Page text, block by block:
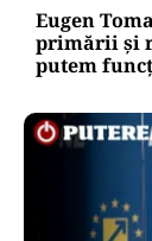
Eugen
primării și
putem